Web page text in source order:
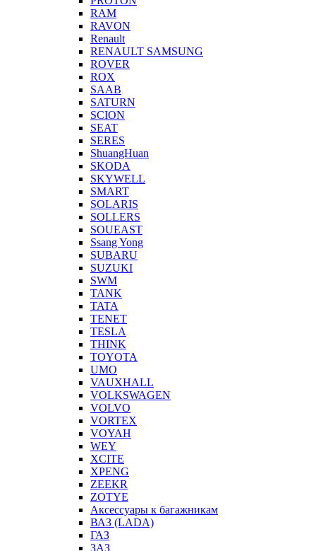
RAM
RAVON
Renault
RENAULT SAMSUNG
ROVER
ROX
SAAB
SATURN
SCION
SEAT
SERES
ShuangHuan
SKODA
SKYWELL
SMART
SOLARIS
SOLLERS
SOUEAST
Ssang Yong
SUBARU
SUZUKI
SWM
TANK
TATA
TENET
TESLA
THINK
TOYOTA
UMO
VAUXHALL
VOLKSWAGEN
VOLVO
VORTEX
VOYAH
WEY
XCITE
XPENG
ZEEKR
ZOTYE
Аксессуары к багажникам
ВАЗ (LADA)
ГАЗ
ЗАЗ